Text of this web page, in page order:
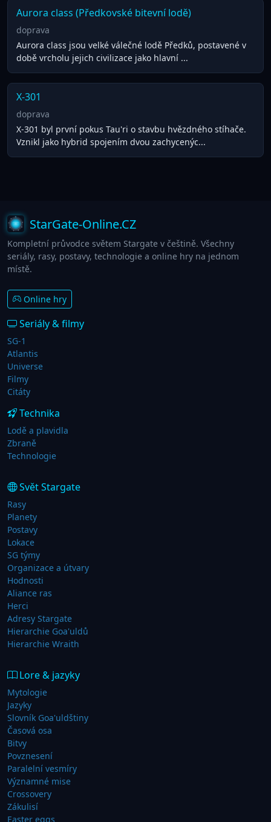
Aurora class (Předkovské bitevní lodě)
doprava
Aurora class jsou velké válečné lodě Předků, postavené v
době vrcholu jejich civilizace jako hlavní ...
X-301
doprava
X-301 byl první pokus Tau'ri o stavbu hvězdného stíhače.
Vznikl jako hybrid spojením dvou zachycenýc...
StarGate-Online.CZ
Kompletní průvodce světem Stargate v češtině. Všechny
seriály, rasy, postavy, technologie a online hry na jednom
místě.
Online hry
Seriály & filmy
SG-1
Atlantis
Universe
Filmy
Citáty
Technika
Lodě a plavidla
Zbraně
Technologie
Svět Stargate
Rasy
Planety
Postavy
Lokace
SG týmy
Organizace a útvary
Hodnosti
Aliance ras
Herci
Adresy Stargate
Hierarchie Goa'uldů
Hierarchie Wraith
Lore & jazyky
Mytologie
Jazyky
Slovník Goa'uldštiny
Časová osa
Bitvy
Povznesení
Paralelní vesmíry
Významné mise
Crossovery
Zákulisí
Easter eggs